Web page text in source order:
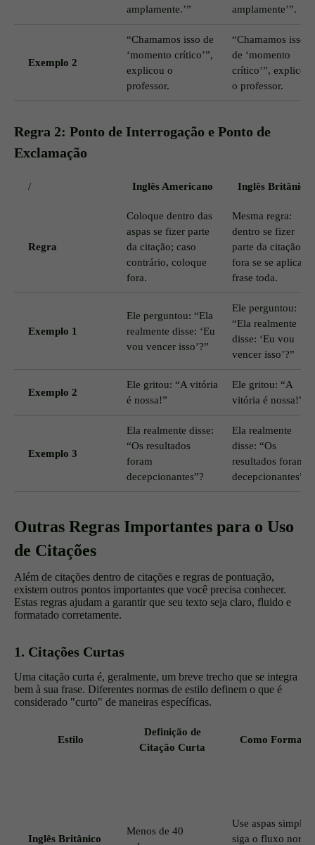
amplamente.’”
amplamente’”.
Exemplo 2
“Chamamos isso de
‘momento crítico’”,
explicou o
professor.
“Chamamos isso
de ‘momento
crítico’”, explicou
o professor.
Regra 2: Ponto de Interrogação e Ponto de
Exclamação
/ Inglês Americano Inglês Britânico
Regra
Coloque dentro das
aspas se fizer parte
da citação; caso
contrário, coloque
fora.
Mesma regra:
dentro se fizer
parte da citação;
fora se se aplicar à
frase toda.
Exemplo 1
Ele perguntou: “Ela
realmente disse: ‘Eu
vou vencer isso’?”
Ele perguntou:
“Ela realmente
disse: ‘Eu vou
vencer isso’?”
Exemplo 2
Ele gritou: “A vitória
é nossa!”
Ele gritou: “A
vitória é nossa!”
Exemplo 3
Ela realmente disse:
“Os resultados
foram
decepcionantes”?
Ela realmente
disse: “Os
resultados foram
decepcionantes”?
Outras Regras Importantes para o Uso
de Citações
Além de citações dentro de citações e regras de pontuação,
existem outros pontos importantes que você precisa conhecer.
Estas regras ajudam a garantir que seu texto seja claro, fluido e
formatado corretamente.
1. Citações Curtas
Uma citação curta é, geralmente, um breve trecho que se integra
bem à sua frase. Diferentes normas de estilo definem o que é
considerado "curto" de maneiras específicas.
Estilo
Definição de
Citação Curta
Como
Inglês Britânico
Menos de 40
Use aspas simples
siga o fluxo